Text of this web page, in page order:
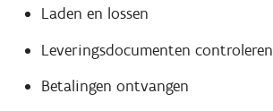
Laden en lossen
Leveringsdocumenten controleren
Betalingen ontvangen